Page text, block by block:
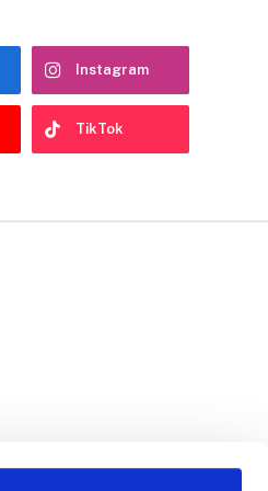
Instagram
TikTok